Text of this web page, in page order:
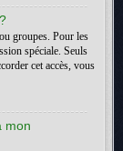
groupes. Pour les
spéciale. Seuls
cet accès, vous
mon